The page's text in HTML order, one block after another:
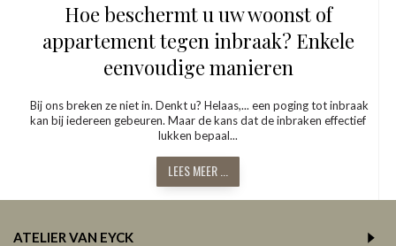
Hoe beschermt u uw woonst of
appartement tegen inbraak? Enkele
eenvoudige manieren
Bij ons breken ze niet in. Denkt u? Helaas,... een poging tot inbraak
kan bij iedereen gebeuren. Maar de kans dat de inbraken effectief
lukken bepaal...
LEES MEER ...
ATELIER VAN EYCK